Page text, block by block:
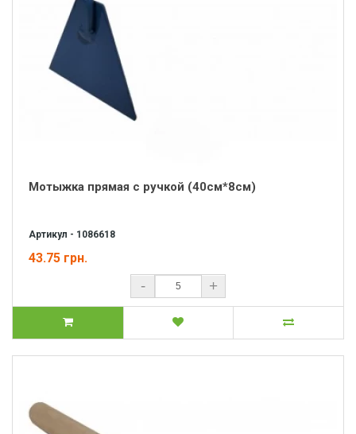
Мотыжка прямая с ручкой (40см*8см)
Артикул - 1086618
43.75 грн.
- +